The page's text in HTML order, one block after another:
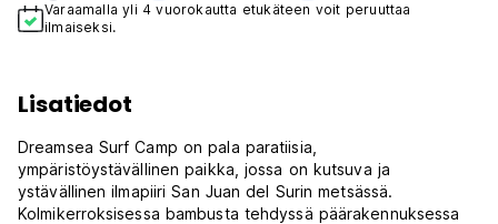
Varaamalla yli 4 vuorokautta etukäteen voit peruuttaa
ilmaiseksi.
Lisatiedot
Dreamsea Surf Camp on pala paratiisia,
ympäristöystävällinen paikka, jossa on kutsuva ja
ystävällinen ilmapiiri San Juan del Surin metsässä.
Kolmikerroksisessa bambusta tehdyssä päärakennuksessa